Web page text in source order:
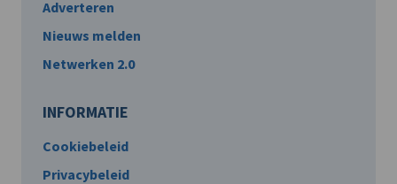
Adverteren
Nieuws melden
Netwerken 2.0
INFORMATIE
Cookiebeleid
Privacybeleid